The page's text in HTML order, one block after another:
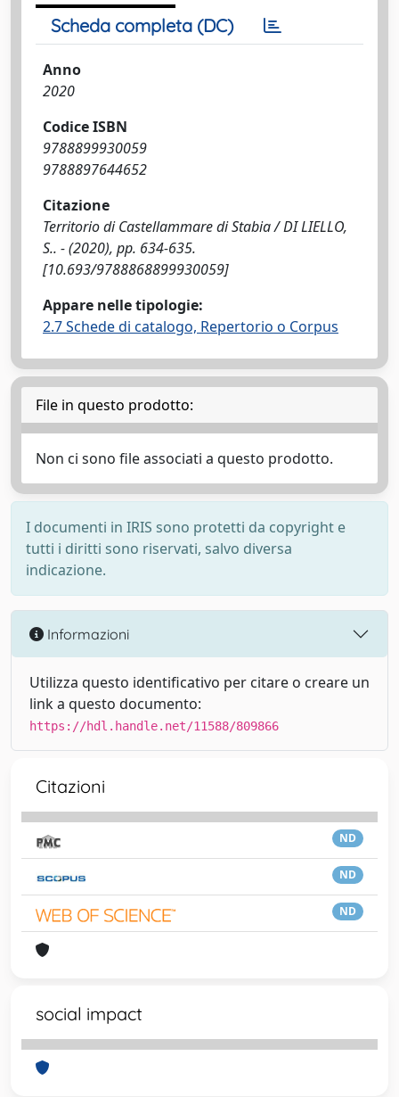
Scheda completa (DC)
Anno
2020
Codice ISBN
9788899930059
9788897644652
Citazione
Territorio di Castellammare di Stabia / DI LIELLO,
S.. - (2020), pp. 634-635.
[10.693/9788868899930059]
Appare nelle tipologie:
2.7 Schede di catalogo, Repertorio o Corpus
File in questo prodotto:
Non ci sono file associati a questo prodotto.
I documenti in IRIS sono protetti da copyright e
tutti i diritti sono riservati, salvo diversa
indicazione.
Informazioni
Utilizza questo identificativo per citare o creare un
link a questo documento:
https://hdl.handle.net/11588/809866
Citazioni
ND
ND
ND
social impact